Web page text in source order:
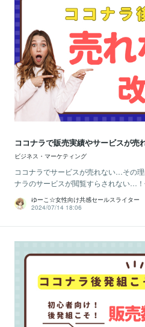
ココナラで販売実績やサービスが売
ビジネス・マーケティング
ココナラでサービスが売れない…その
ナラのサービスが閲覧すらされない…
ゆーこ☆女性向け共感セールスライター
2024/07/14 18:06